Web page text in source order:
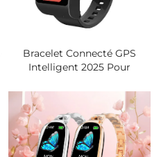
Bracelet Connecté GPS
Intelligent 2025 Pour
De Fréquence Cardiaque Et
Pression Artérielle TFT
Android, Alarme SOS À
Touche Unique, Montre
Intelligente